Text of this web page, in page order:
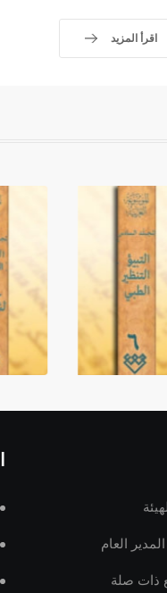
اقرأ المزيد
العام
ذات صلة